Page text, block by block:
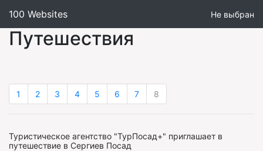
100 Websites Не выбран
Путешествия
1 2 3 4 5 6 7 8
Туристическое агентство "ТурПосад+" приглашает в
путешествие в Сергиев Посад